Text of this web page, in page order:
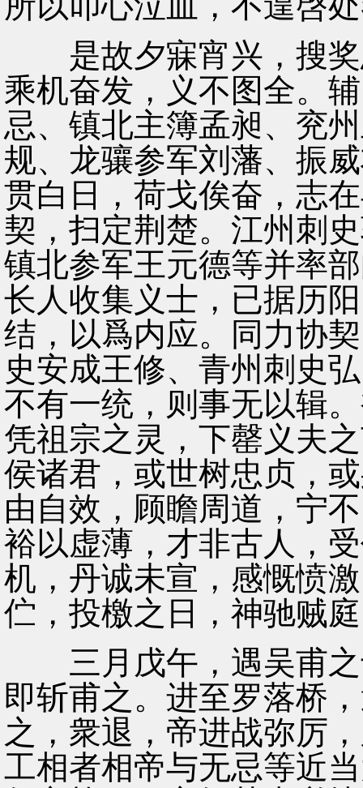
是故夕寐宵兴，搜奖
乘机奋发，义不图全。
忌、镇北主簿孟昶、兖
规、龙骧参军刘藩、振
贯白日，荷戈俟奋，志
契，扫定荆楚。江州刺
镇北参军王元德等并率
长人收集义士，已据历
结，以爲内应。同力协
史安成王修、青州刺史
不有一统，则事无以辑
凭祖宗之灵，下罄义夫
侯诸君，或世树忠贞，
由自效，顾瞻周道，宁
裕以虚薄，才非古人，
机，丹诚未宣，感慨愤
伫，投檄之日，神驰贼
三月戊午，遇吴甫之
即斩甫之。进至罗落桥
之，衆退，帝进战弥厉
工相者相帝与无忌等近